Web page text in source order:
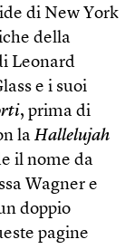
di New York
della
Leonard
e i suoi
, prima di
la Hallelujah
il nome da
Wagner e
doppio
pagine